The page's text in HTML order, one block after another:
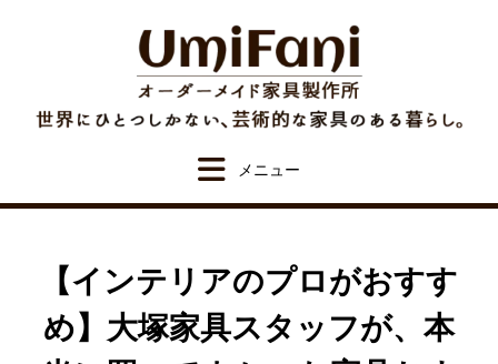
【インテリアのプロがおすす
め】大塚家具スタッフが、本